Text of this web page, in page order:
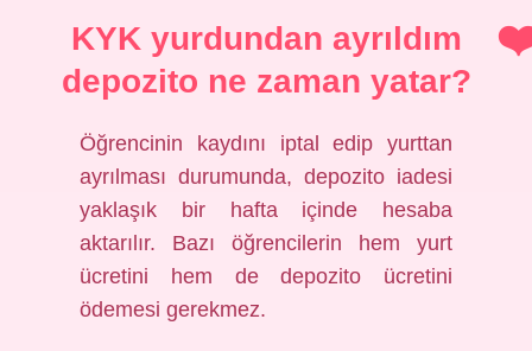
KYK yurdundan ayrıldım
depozito ne zaman yatar?
Öğrencinin kaydını iptal edip yurttan
ayrılması durumunda, depozito iadesi
yaklaşık bir hafta içinde hesaba
aktarılır. Bazı öğrencilerin hem yurt
ücretini hem de depozito ücretini
ödemesi gerekmez.